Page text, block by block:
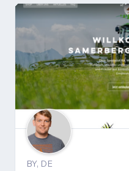
BY, DE